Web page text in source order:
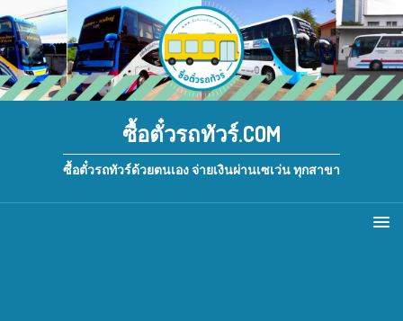
ซื้อตั๋วรถทัวร์.COM
ซื้อตั๋วรถทัวร์ด้วยตนเอง จ่ายเงินผ่านเซเว่น ทุกสาขา